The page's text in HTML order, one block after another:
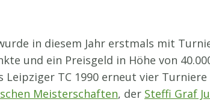
in diesem Jahr erstmals mit
und ein Preisgeld in Höhe von
Leipziger TC 1990 erneut vier
Meisterschaften, der Steffi Graf